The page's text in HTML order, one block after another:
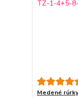
Medené